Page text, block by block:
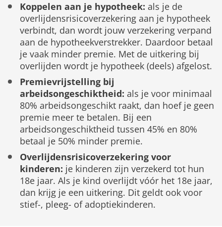
Koppelen aan je hypotheek: als je de
overlijdensrisicoverzekering aan je hypotheek
verbindt, dan wordt jouw verzekering verpand
aan de hypotheekverstrekker. Daardoor betaal
je vaak minder premie. Met de uitkering bij
overlijden wordt je hypotheek (deels) afgelost.
Premievrijstelling bij
arbeidsongeschiktheid: als je voor minimaal
80% arbeidsongeschikt raakt, dan hoef je geen
premie meer te betalen. Bij een
arbeidsongeschiktheid tussen 45% en 80%
betaal je 50% minder premie.
Overlijdensrisicoverzekering voor
kinderen: je kinderen zijn verzekerd tot hun
18e jaar. Als je kind overlijdt vóór het 18e jaar,
dan krijg je een uitkering. Dit geldt ook voor
stief-, pleeg- of adoptiekinderen.